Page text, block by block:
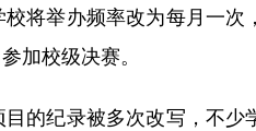
将举办频率改为每月一
加校级决赛。
纪录被多次改写，不少